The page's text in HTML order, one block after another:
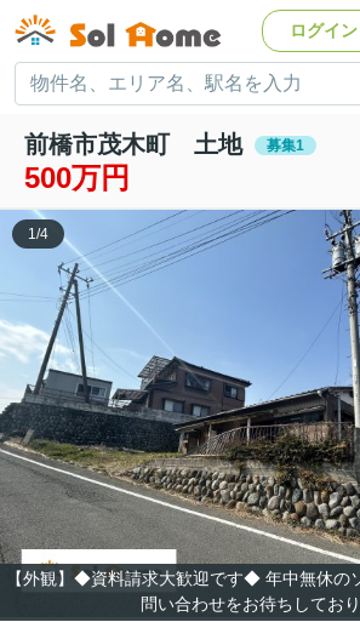
ログイン
前橋市茂木町 土地 募集1
500万円
【外観】◆資料請求大歓迎です◆ 年中無休の
問い合わせをお待ちしてお
1/4